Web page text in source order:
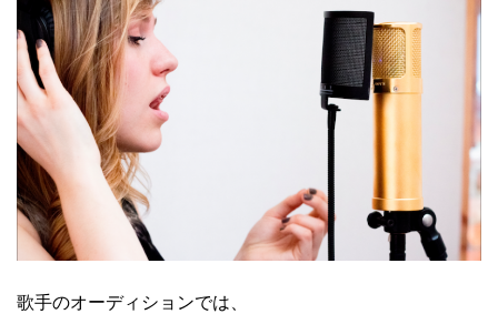
歌手のオーディションでは、